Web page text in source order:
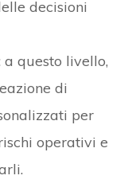
decisioni
a questo livello,
di
per
operativi e